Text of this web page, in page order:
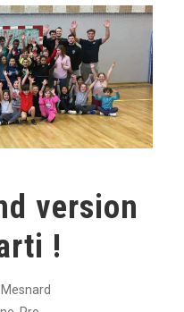
version
!